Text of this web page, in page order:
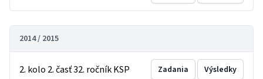
2014 / 2015
2. kolo 2. časť 32. ročník KSP Zadania Výsledky